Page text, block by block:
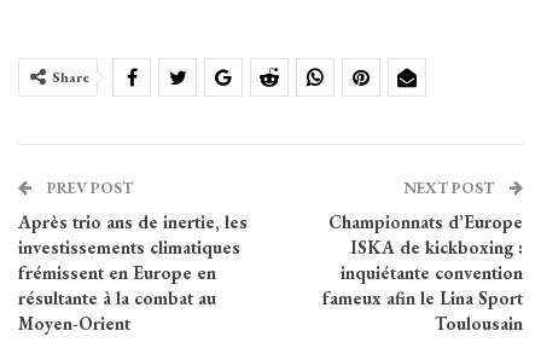
Share
PREV POST
Après trio ans de inertie, les
investissements climatiques
frémissent en Europe en
résultante à la combat au
Moyen-Orient
NEXT POST
Championnats d’Europe
ISKA de kickboxing :
inquiétante convention
fameux afin le Lina Sport
Toulousain